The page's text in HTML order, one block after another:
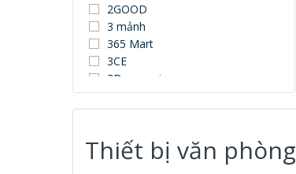
2GOOD
3 mảnh
365 Mart
3CE
3Dconnexion
3DUN
3H COMPUTER
3NOD
3OneData
Thiết bị văn phòng